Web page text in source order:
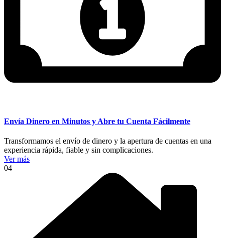
Envía Dinero en Minutos y Abre tu Cuenta Fácilmente
Transformamos el envío de dinero y la apertura de cuentas en una
experiencia rápida, fiable y sin complicaciones.
Ver más
04